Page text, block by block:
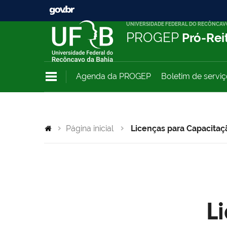
UNIVERSIDADE FEDERAL DO
PROGEP Pró-
Agenda da PROGEP Boletim de
Página inicial Licenças para